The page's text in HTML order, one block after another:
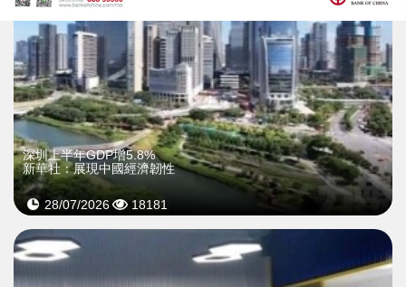
深圳上半年GDP增5.8%
新華社：展現中國經濟韌性
28/07/2026 18181